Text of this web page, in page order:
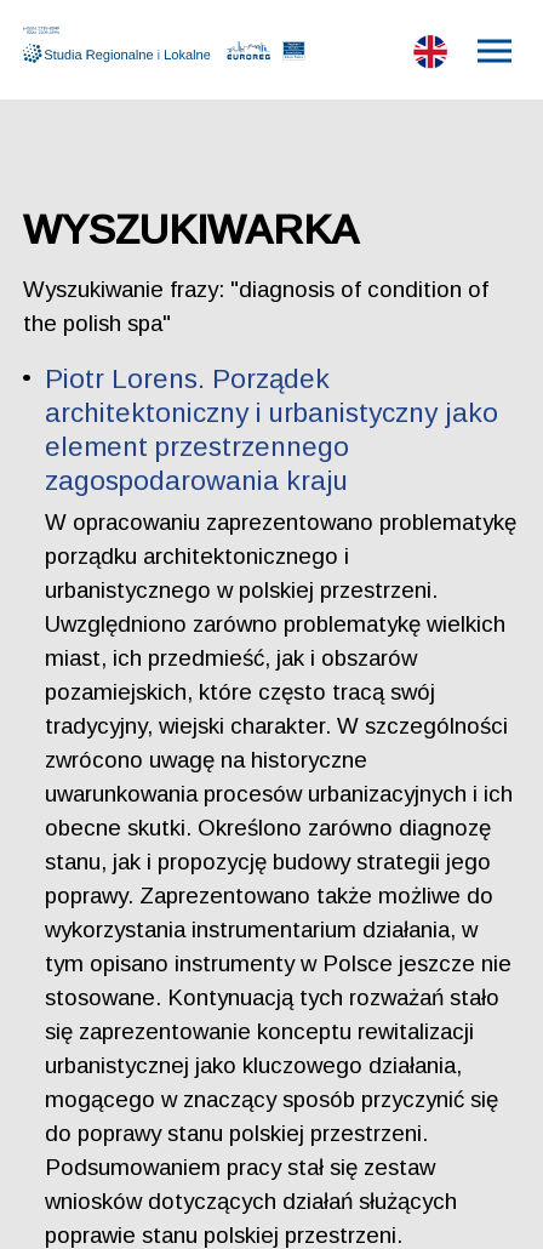
WYSZUKIWARKA
Wyszukiwanie frazy: "diagnosis of condition of
the polish spa"
Piotr Lorens. Porządek
architektoniczny i urbanistyczny jako
element przestrzennego
zagospodarowania kraju
W opracowaniu zaprezentowano problematykę
porządku architektonicznego i
urbanistycznego w polskiej przestrzeni.
Uwzględniono zarówno problematykę wielkich
miast, ich przedmieść, jak i obszarów
pozamiejskich, które często tracą swój
tradycyjny, wiejski charakter. W szczególności
zwrócono uwagę na historyczne
uwarunkowania procesów urbanizacyjnych i ich
obecne skutki. Określono zarówno diagnozę
stanu, jak i propozycję budowy strategii jego
poprawy. Zaprezentowano także możliwe do
wykorzystania instrumentarium działania, w
tym opisano instrumenty w Polsce jeszcze nie
stosowane. Kontynuacją tych rozważań stało
się zaprezentowanie konceptu rewitalizacji
urbanistycznej jako kluczowego działania,
mogącego w znaczący sposób przyczynić się
do poprawy stanu polskiej przestrzeni.
Podsumowaniem pracy stał się zestaw
wniosków dotyczących działań służących
poprawie stanu polskiej przestrzeni.